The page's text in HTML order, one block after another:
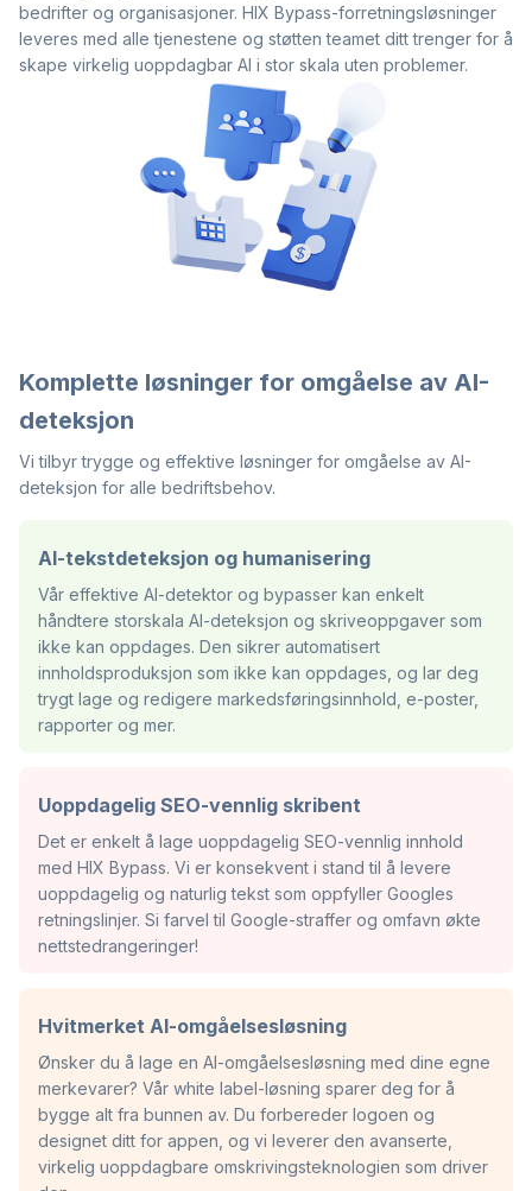
bedrifter og organisasjoner. HIX Bypass-forretningsløsninger
leveres med alle tjenestene og støtten teamet ditt trenger for å
skape virkelig uoppdagbar AI i stor skala uten problemer.
Komplette løsninger for omgåelse av AI-
deteksjon
Vi tilbyr trygge og effektive løsninger for omgåelse av AI-
deteksjon for alle bedriftsbehov.
AI-tekstdeteksjon og humanisering
Vår effektive AI-detektor og bypasser kan enkelt
håndtere storskala AI-deteksjon og skriveoppgaver som
ikke kan oppdages. Den sikrer automatisert
innholdsproduksjon som ikke kan oppdages, og lar deg
trygt lage og redigere markedsføringsinnhold, e-poster,
rapporter og mer.
Uoppdagelig SEO-vennlig skribent
Det er enkelt å lage uoppdagelig SEO-vennlig innhold
med HIX Bypass. Vi er konsekvent i stand til å levere
uoppdagelig og naturlig tekst som oppfyller Googles
retningslinjer. Si farvel til Google-straffer og omfavn økte
nettstedrangeringer!
Hvitmerket AI-omgåelsesløsning
Ønsker du å lage en AI-omgåelsesløsning med dine egne
merkevarer? Vår white label-løsning sparer deg for å
bygge alt fra bunnen av. Du forbereder logoen og
designet ditt for appen, og vi leverer den avanserte,
virkelig uoppdagbare omskrivingsteknologien som driver